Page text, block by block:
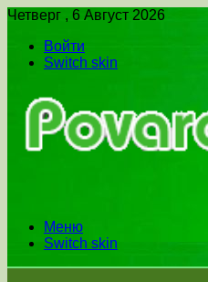
Четверг , 6 Август 2026
Войти
Switch skin
Меню
Switch skin